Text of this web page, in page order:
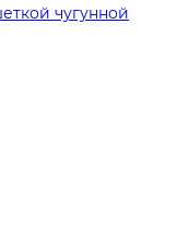
чугунной